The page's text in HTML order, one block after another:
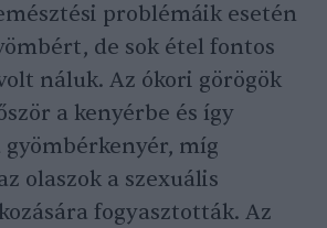
problémáik esetén
de sok étel fontos
náluk. Az ókori görögök
a kenyérbe és így
míg
olaszok a szexuális
fogyasztották. Az